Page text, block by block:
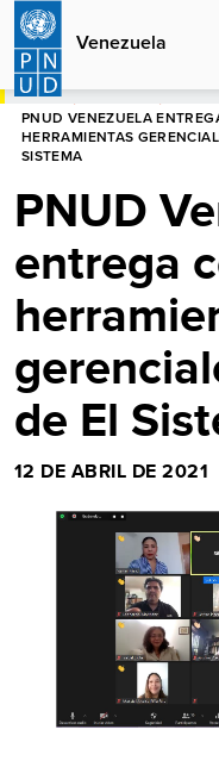
Pasar
contenido
principal
Venezuela
HOME
PNUD VENEZUELA
HERRAMIENTAS
SISTEMA
PNUD
entrega
de El
12 DE ABRIL DE 2021